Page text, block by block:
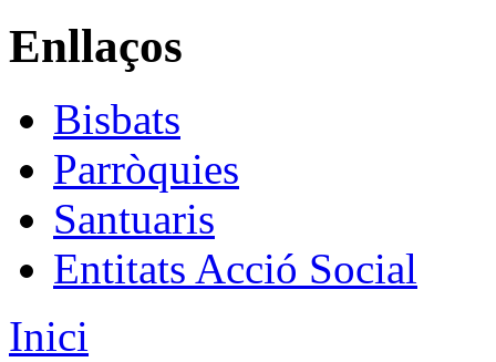
Enllaços
Bisbats
Parròquies
Santuaris
Entitats Acció Social
Inici